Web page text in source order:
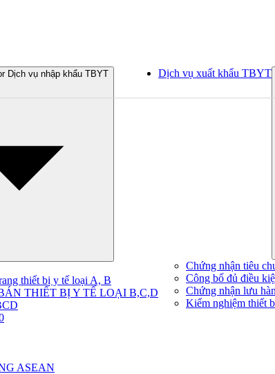
Dịch vụ nhập khẩu TBYT
thiết bị y tế loại A, B
THIẾT BỊ Y TẾ LOẠI B,C,D
ASEAN
Dịch vụ xuất khẩu TBYT
Chứng nhận tiêu
Công bố đủ điều
Chứng nhận lưu
Kiểm nghiệm thiết